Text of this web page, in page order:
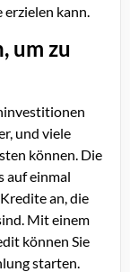
kann.
um zu
und viele
können. Die
auf einmal
an, die
Mit einem
können Sie
starten.